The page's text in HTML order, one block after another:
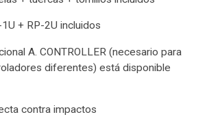
+ RP-2U incluidos
A. CONTROLLER (necesario para
diferentes) está disponible
contra impactos